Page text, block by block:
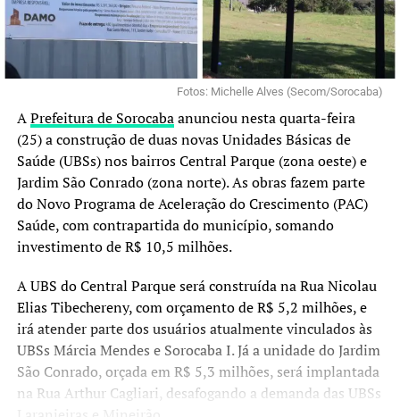
Fotos: Michelle Alves (Secom/Sorocaba)
APrefeitura de Sorocabaanunciou nesta quarta-feira
(25) a construção de duas novas Unidades Básicas de
Saúde (UBSs) nos bairros Central Parque (zona oeste) e
Jardim São Conrado (zona norte). As obras fazem parte
do Novo Programa de Aceleração do Crescimento (PAC)
Saúde, com contrapartida do município, somando
investimento de R$ 10,5 milhões.
A UBS do Central Parque será construída na Rua Nicolau
Elias Tibechereny, com orçamento de R$ 5,2 milhões, e
irá atender parte dos usuários atualmente vinculados às
UBSs Márcia Mendes e Sorocaba I. Já a unidade do Jardim
São Conrado, orçada em R$ 5,3 milhões, será implantada
na Rua Arthur Cagliari, desafogando a demanda das UBSs